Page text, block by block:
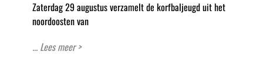
Zaterdag 29 augustus verzamelt de korfbaljeugd uit het
noordoosten van
... Lees meer >